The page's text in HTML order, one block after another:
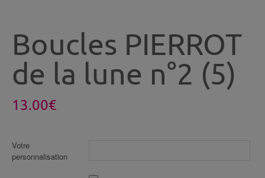
Boucles PIERROT
de la lune n°2 (5)
13.00€
Votre
personnalisation